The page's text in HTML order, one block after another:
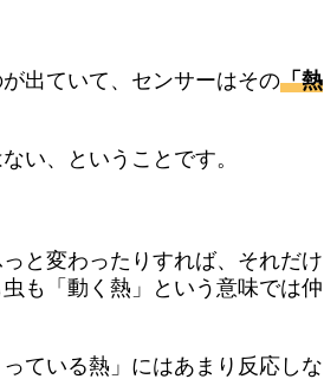
出ていて、センサーはその「熱
い、ということです。
と変わったりすれば、それだけ
も「動く熱」という意味では仲
ている熱」にはあまり反応しな